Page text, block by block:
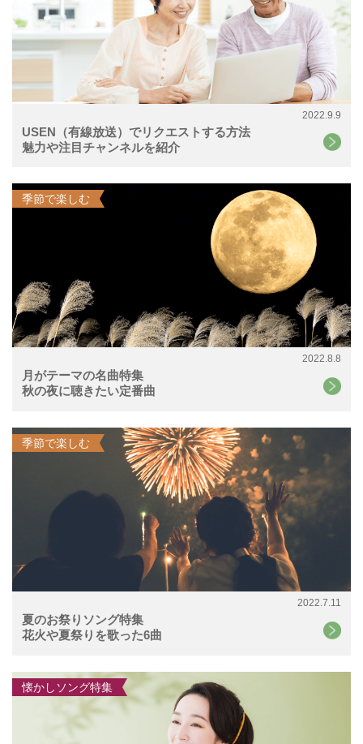
2022.9.9
USEN（有線放送）でリクエストする方法
魅力や注目チャンネルを紹介
2022.8.8
月がテーマの名曲特集
秋の夜に聴きたい定番曲
季節で楽しむ
2022.7.11
夏のお祭りソング特集
花火や夏祭りを歌った6曲
季節で楽しむ
懐かしソング特集